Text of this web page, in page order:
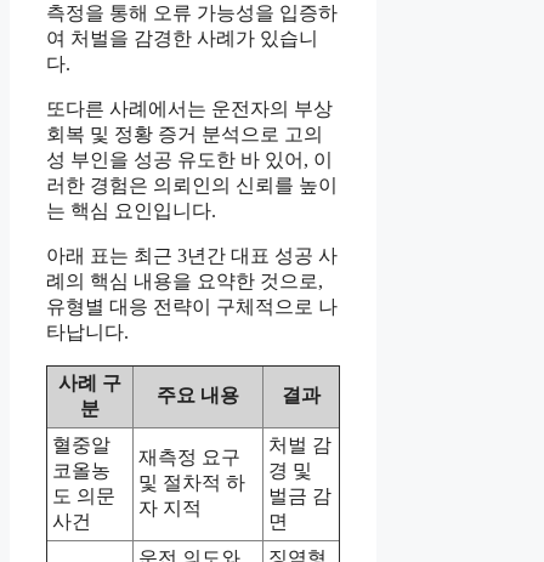
측정을 통해 오류 가능성을 입증하
여 처벌을 감경한 사례가 있습니
다.
또다른 사례에서는 운전자의 부상
회복 및 정황 증거 분석으로 고의
성 부인을 성공 유도한 바 있어, 이
러한 경험은 의뢰인의 신뢰를 높이
는 핵심 요인입니다.
아래 표는 최근 3년간 대표 성공 사
례의 핵심 내용을 요약한 것으로,
유형별 대응 전략이 구체적으로 나
타납니다.
사례 구
분
주요 내용 결과
혈중알
코올농
도 의문
사건
재측정 요구
및 절차적 하
자 지적
처벌 감
경 및
벌금 감
면
운전 의도와 징역형